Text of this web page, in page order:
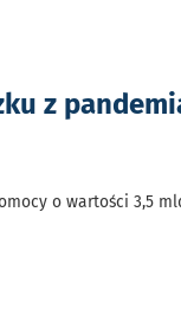
z
o wartości 3,5